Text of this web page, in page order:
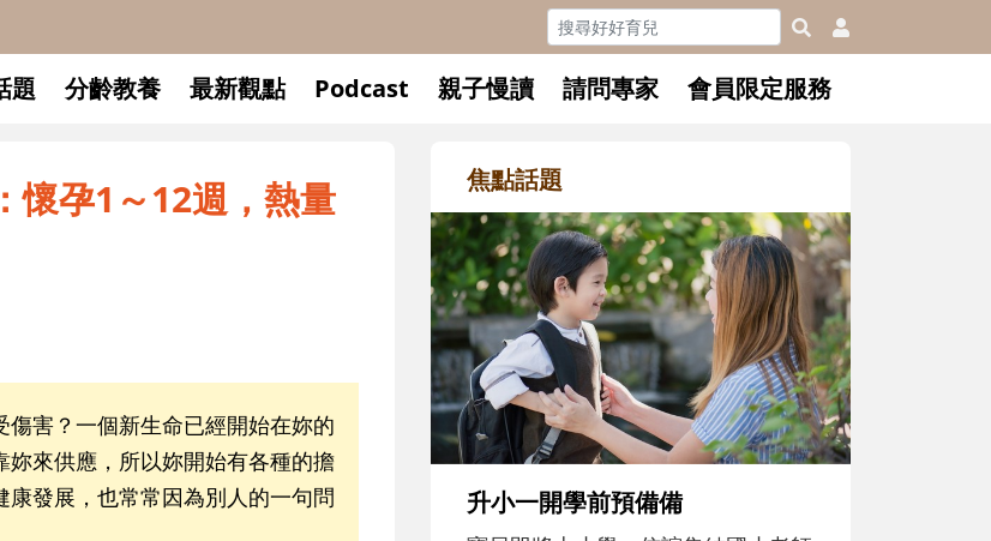
題 分齡教養 最新觀點 Podcast 親子慢讀 請問專家 會員限定服務
懷孕1～12週，熱量
害？一個新生命已經開始在妳的
來供應，所以妳開始有各種的擔
發展，也常常因為別人的一句問
焦點話題
升小一開學前預備備
和孩子一起長大的那個男人│讀
懂父親的不同模樣
沒有人天生就擅長當爸爸！男人總是
在一次次「前所未有」的體驗中，跟
著孩子一起長大。從給予安全感的肢
體遊戲，到獨立自主、角色認同及解
決問題的能力養成。爸爸正嘗試用不
同的模樣，參與孩子每個重要的成長